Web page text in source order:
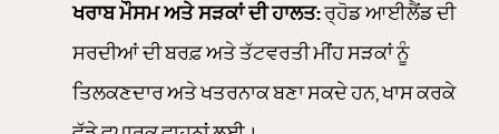
ਖਰਾਬ ਮੌਸਮ ਅਤੇ ਸੜਕਾਂ ਦੀ ਹਾਲਤ:ਰ੍ਹੋਡ ਆਈਲੈਂਡ ਦੀ
ਸਰਦੀਆਂ ਦੀ ਬਰਫ਼ ਅਤੇ ਤੱਟਵਰਤੀ ਮੀਂਹ ਸੜਕਾਂ ਨੂੰ
ਤਿਲਕਣਦਾਰ ਅਤੇ ਖਤਰਨਾਕ ਬਣਾ ਸਕਦੇ ਹਨ, ਖਾਸ ਕਰਕੇ